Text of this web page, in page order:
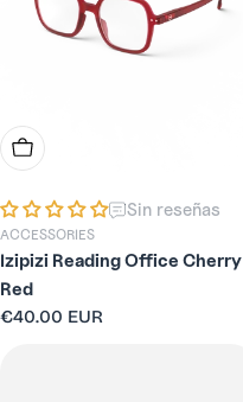
ó
n
:
Elige Opciones
Sin reseñas
ACCESSORIES
Izipizi Reading Office Cherry
Red
Precio
€40.00 EUR